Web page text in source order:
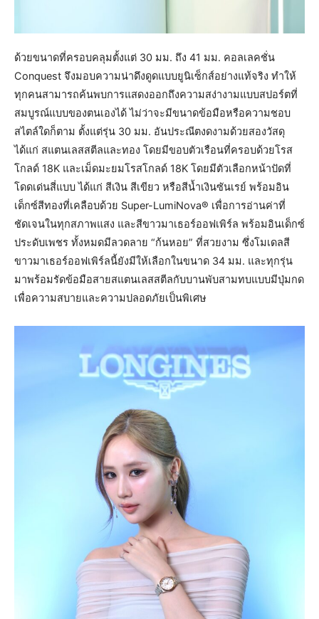
ด้วยขนาดที่ครอบคลุมตั้งแต่ 30 มม. ถึง 41 มม. คอลเลคชั่น
Conquest จึงมอบความน่าดึงดูดแบบยูนิเซ็กส์อย่างแท้จริง ทำให้
ทุกคนสามารถค้นพบการแสดงออกถึงความสง่างามแบบสปอร์ตที่
สมบูรณ์แบบของตนเองได้ ไม่ว่าจะมีขนาดข้อมือหรือความชอบ
สไตล์ใดก็ตาม ตั้งแต่รุ่น 30 มม. อันประณีตงดงามด้วยสองวัสดุ
ได้แก่ สแตนเลสสตีลและทอง โดยมีขอบตัวเรือนที่ครอบด้วยโรส
โกลด์ 18K และเม็ดมะยมโรสโกลด์ 18K โดยมีตัวเลือกหน้าปัดที่
โดดเด่นสี่แบบ ได้แก่ สีเงิน สีเขียว หรือสีน้ำเงินซันเรย์ พร้อมอิน
เด็กซ์สีทองที่เคลือบด้วย Super-LumiNova® เพื่อการอ่านค่าที่
ชัดเจนในทุกสภาพแสง และสีขาวมาเธอร์ออฟเพิร์ล พร้อมอินเด็กซ์
ประดับเพชร ทั้งหมดมีลวดลาย “ก้นหอย” ที่สวยงาม ซึ่งโมเดลสี
ขาวมาเธอร์ออฟเพิร์ลนี้ยังมีให้เลือกในขนาด 34 มม. และทุกรุ่น
มาพร้อมรัดข้อมือสายสแตนเลสสตีลกับบานพับสามทบแบบมีปุ่มกด
เพื่อความสบายและความปลอดภัยเป็นพิเศษ